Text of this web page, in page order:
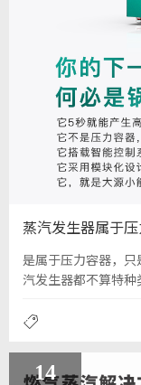
蒸汽发生器属于
是属于压力容器，
汽发生器都不算特
有很多优点，1、模
14